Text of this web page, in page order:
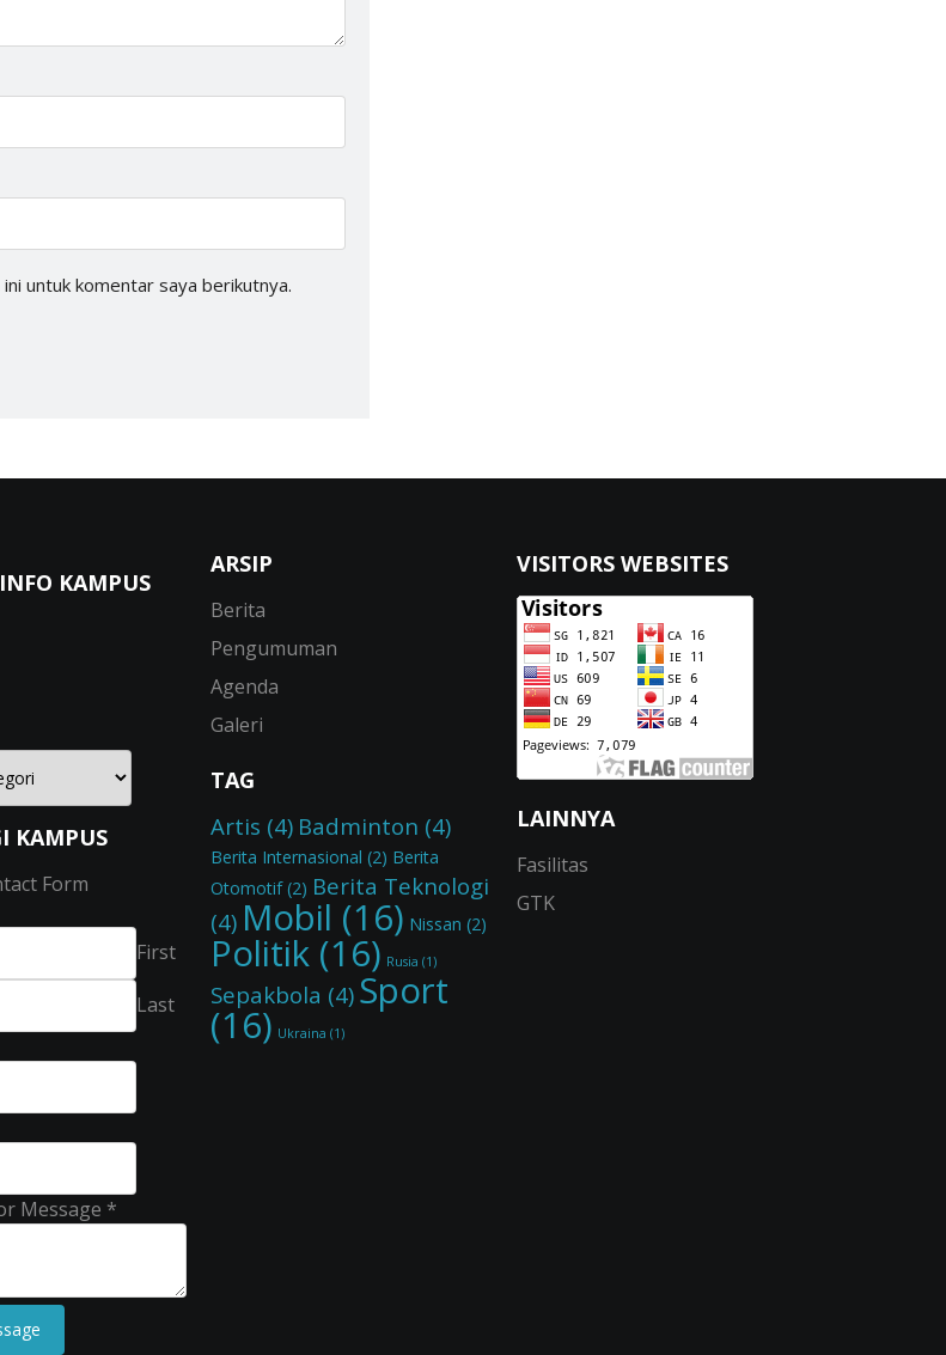
untuk komentar saya berikutnya.
KAMPUS
KAMPUS
Form
First
Last
Message *
ARSIP
Berita
Pengumuman
Agenda
Galeri
TAG
Artis (4) Badminton (4)
Berita Internasional (2) Berita
Otomotif(2) Berita Teknologi
(4) Mobil (16) Nissan (2)
Politik(16) Rusia (1)
Sepakbola (4) Sport
(16) Ukraina (1)
VISITORS WEBSITES
LAINNYA
Fasilitas
GTK